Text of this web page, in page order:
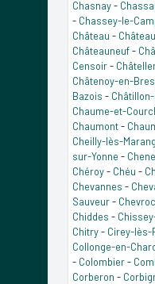
Chasnay-
- Chassey-le-
Château -
Châteauneuf-
Censoir-
Châtenoy-en-
Bazois -
Chaume-et-
Chaumont-
Cheilly-lès-
sur-Yonne -
Chéroy- Chéu -
Chevannes -
Sauveur-
Chiddes -
Chitry- Cirey-lès-
Collonge-en-
- Colombier-
Corberon -